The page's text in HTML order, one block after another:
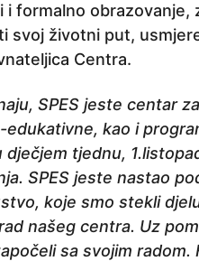
i formalno obrazovanje,
svoj životni put,
Centra.
SPES jeste centar
kao i
dječjem tjednu,
SPES jeste nastao
koje smo stekli
našeg centra. Uz
sa svojim